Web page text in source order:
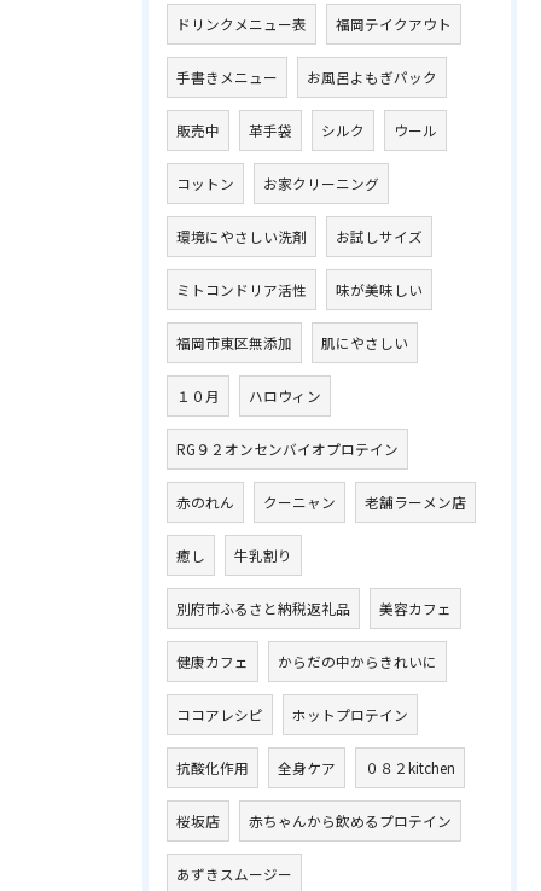
ドリンクメニュー表 福岡テイクアウト
手書きメニュー お風呂よもぎパック
販売中 革手袋 シルク ウール
コットン お家クリーニング
環境にやさしい洗剤 お試しサイズ
ミトコンドリア活性 味が美味しい
福岡市東区無添加 肌にやさしい
１０月 ハロウィン
RG９２オンセンバイオプロテイン
赤のれん クーニャン 老舗ラーメン店
癒し 牛乳割り
別府市ふるさと納税返礼品 美容カフェ
健康カフェ からだの中からきれいに
ココアレシピ ホットプロテイン
抗酸化作用 全身ケア ０８２kitchen
桜坂店 赤ちゃんから飲めるプロテイン
あずきスムージー